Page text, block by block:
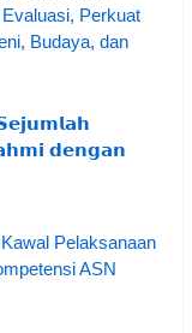
Perkuat
Budaya, dan
𝗱𝗲𝗻𝗴𝗮𝗻
Pelaksanaan
ASN